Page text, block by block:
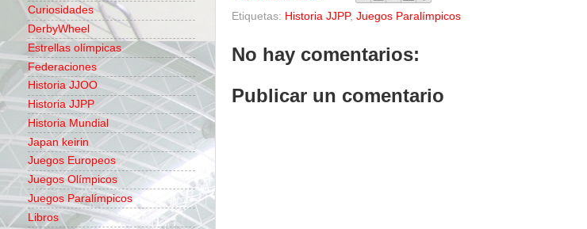
Etiquetas: Historia JJPP, Juegos Paralímpicos
No hay comentarios:
Publicar un comentario
Curiosidades
DerbyWheel
Estrellas olímpicas
Federaciones
Historia JJOO
Historia JJPP
Historia Mundial
Japan keirin
Juegos Europeos
Juegos Olímpicos
Juegos Paralímpicos
Libros